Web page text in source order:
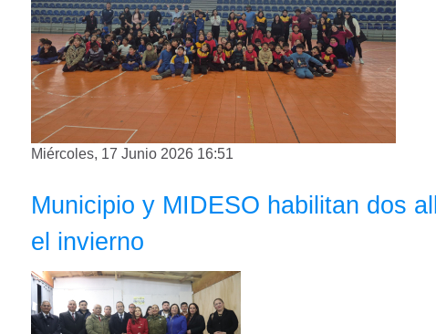
Miércoles, 17 Junio 2026 16:51
Municipio y MIDESO habilitan dos
el invierno